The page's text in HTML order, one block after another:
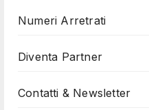
Numeri Arretrati
Diventa Partner
Contatti & Newsletter